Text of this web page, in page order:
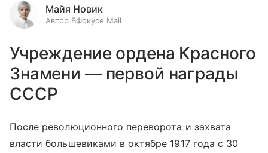
Майя Новик
Автор ВФокусе Mail
Учреждение ордена Красного
Знамени — первой награды
СССР
После революционного переворота и захвата
власти большевиками в октябре 1917 года с 30